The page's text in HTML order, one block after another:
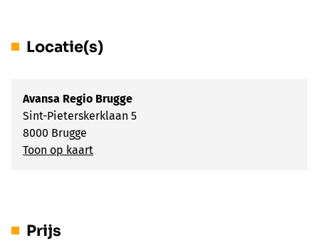
Locatie(s)
Avansa Regio Brugge
Sint-Pieterskerklaan 5
8000 Brugge
Toon op kaart
Prijs